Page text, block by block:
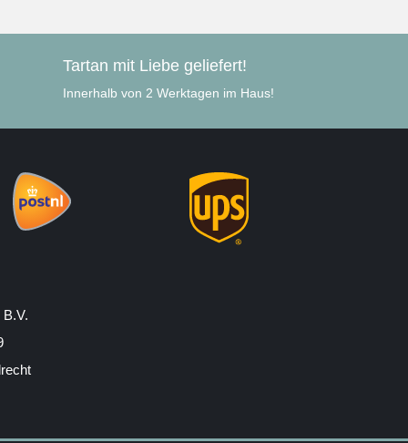
Tartan mit Liebe geliefert!
Innerhalb von 2 Werktagen im Haus!
B.V.